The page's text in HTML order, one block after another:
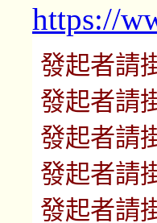
https://
發起者請
發起者請
發起者請
發起者請
發起者請